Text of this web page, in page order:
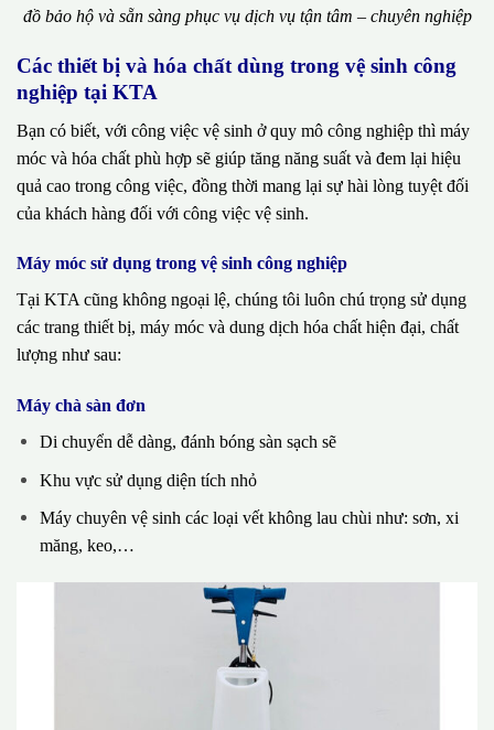
đồ bảo hộ và sẵn sàng phục vụ dịch vụ tận tâm – chuyên nghiệp
Các thiết bị và hóa chất dùng trong vệ sinh công
nghiệp tại KTA
Bạn có biết, với công việc vệ sinh ở quy mô công nghiệp thì máy
móc và hóa chất phù hợp sẽ giúp tăng năng suất và đem lại hiệu
quả cao trong công việc, đồng thời mang lại sự hài lòng tuyệt đối
của khách hàng đối với công việc vệ sinh.
Máy móc sử dụng trong vệ sinh công nghiệp
Tại KTA cũng không ngoại lệ, chúng tôi luôn chú trọng sử dụng
các trang thiết bị, máy móc và dung dịch hóa chất hiện đại, chất
lượng như sau:
Máy chà sàn đơn
Di chuyển dễ dàng, đánh bóng sàn sạch sẽ
Khu vực sử dụng diện tích nhỏ
Máy chuyên vệ sinh các loại vết không lau chùi như: sơn, xi
măng, keo,…